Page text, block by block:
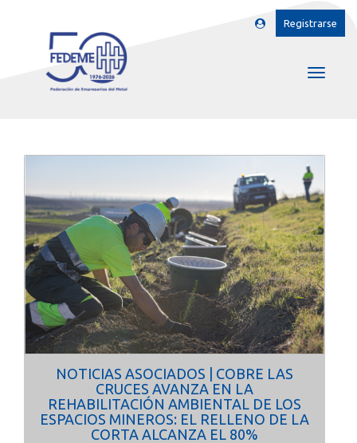
Registrarse
NOTICIAS ASOCIADOS | COBRE LAS
CRUCES AVANZA EN LA
REHABILITACIÓN AMBIENTAL DE LOS
ESPACIOS MINEROS: EL RELLENO DE LA
CORTA ALCANZA EL 80%